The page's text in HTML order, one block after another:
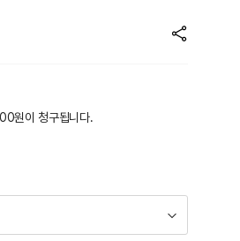
원이 청구됩니다.